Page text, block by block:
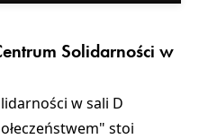
Solidarności w
w sali D
stoi